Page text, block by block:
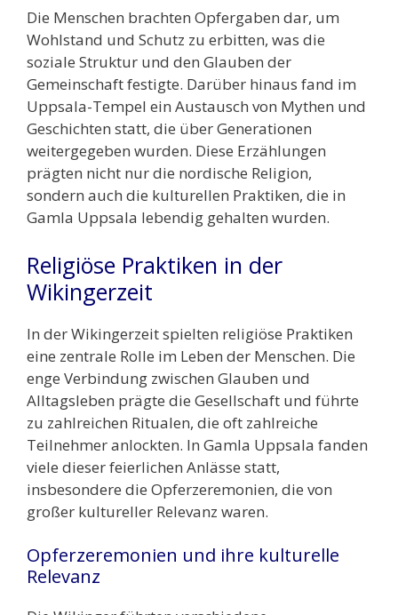
Die Menschen brachten Opfergaben dar, um
Wohlstand und Schutz zu erbitten, was die
soziale Struktur und den Glauben der
Gemeinschaft festigte. Darüber hinaus fand im
Uppsala-Tempel ein Austausch von Mythen und
Geschichten statt, die über Generationen
weitergegeben wurden. Diese Erzählungen
prägten nicht nur die nordische Religion,
sondern auch die kulturellen Praktiken, die in
Gamla Uppsala lebendig gehalten wurden.
Religiöse Praktiken in der
Wikingerzeit
In der Wikingerzeit spielten religiöse Praktiken
eine zentrale Rolle im Leben der Menschen. Die
enge Verbindung zwischen Glauben und
Alltagsleben prägte die Gesellschaft und führte
zu zahlreichen Ritualen, die oft zahlreiche
Teilnehmer anlockten. In Gamla Uppsala fanden
viele dieser feierlichen Anlässe statt,
insbesondere die Opferzeremonien, die von
großer kultureller Relevanz waren.
Opferzeremonien und ihre kulturelle
Relevanz